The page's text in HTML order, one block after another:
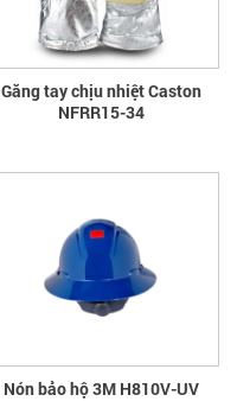
Găng tay chịu nhiệt Caston
NFRR15-34
Nón bảo hộ 3M H810V-UV